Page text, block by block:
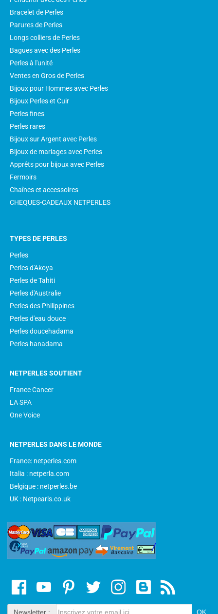
Bracelet de Perles
Parures de Perles
Longs colliers de Perles
Bagues avec des Perles
Perles à l'unité
Ventes en Gros de Perles
Bijoux pour Hommes avec Perles
Bijoux Perles et Cuir
Perles fines
Perles rares
Bijoux sur Argent avec Perles
Bijoux de mariages avec Perles
Apprêts pour bijoux avec Perles
Fermoirs
Chaînes et accessoires
CHEQUES-CADEAUX NETPERLES
TYPES DE PERLES
Perles
Perles d'Akoya
Perles de Tahiti
Perles d'Australie
Perles des Philippines
Perles d'eau douce
Perles doucehadama
Perles hanadama
NETPERLES SOUTIENT
France Cancer
LA SPA
One Voice
NETPERLES DANS LE MONDE
France: netperles.com
Italia : netperla.com
Belgique : netperles.be
UK : Netpearls.co.uk
Newsletter :